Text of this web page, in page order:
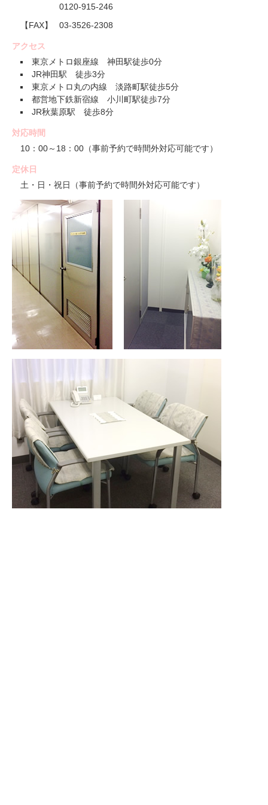
0120-915-246
【FAX】
03-3526-2308
アクセス
東京メトロ銀座線 神田駅徒歩0分
JR神田駅 徒歩3分
東京メトロ丸の内線 淡路町駅徒歩5分
都営地下鉄新宿線 小川町駅徒歩7分
JR秋葉原駅 徒歩8分
対応時間
10：00～18：00（事前予約で時間外対応可能です）
定休日
土・日・祝日（事前予約で時間外対応可能です）